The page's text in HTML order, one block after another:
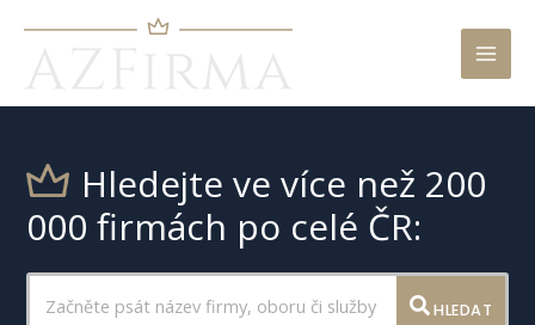
Hledejte ve více než 200
000 firmách po celé ČR:
HLEDAT